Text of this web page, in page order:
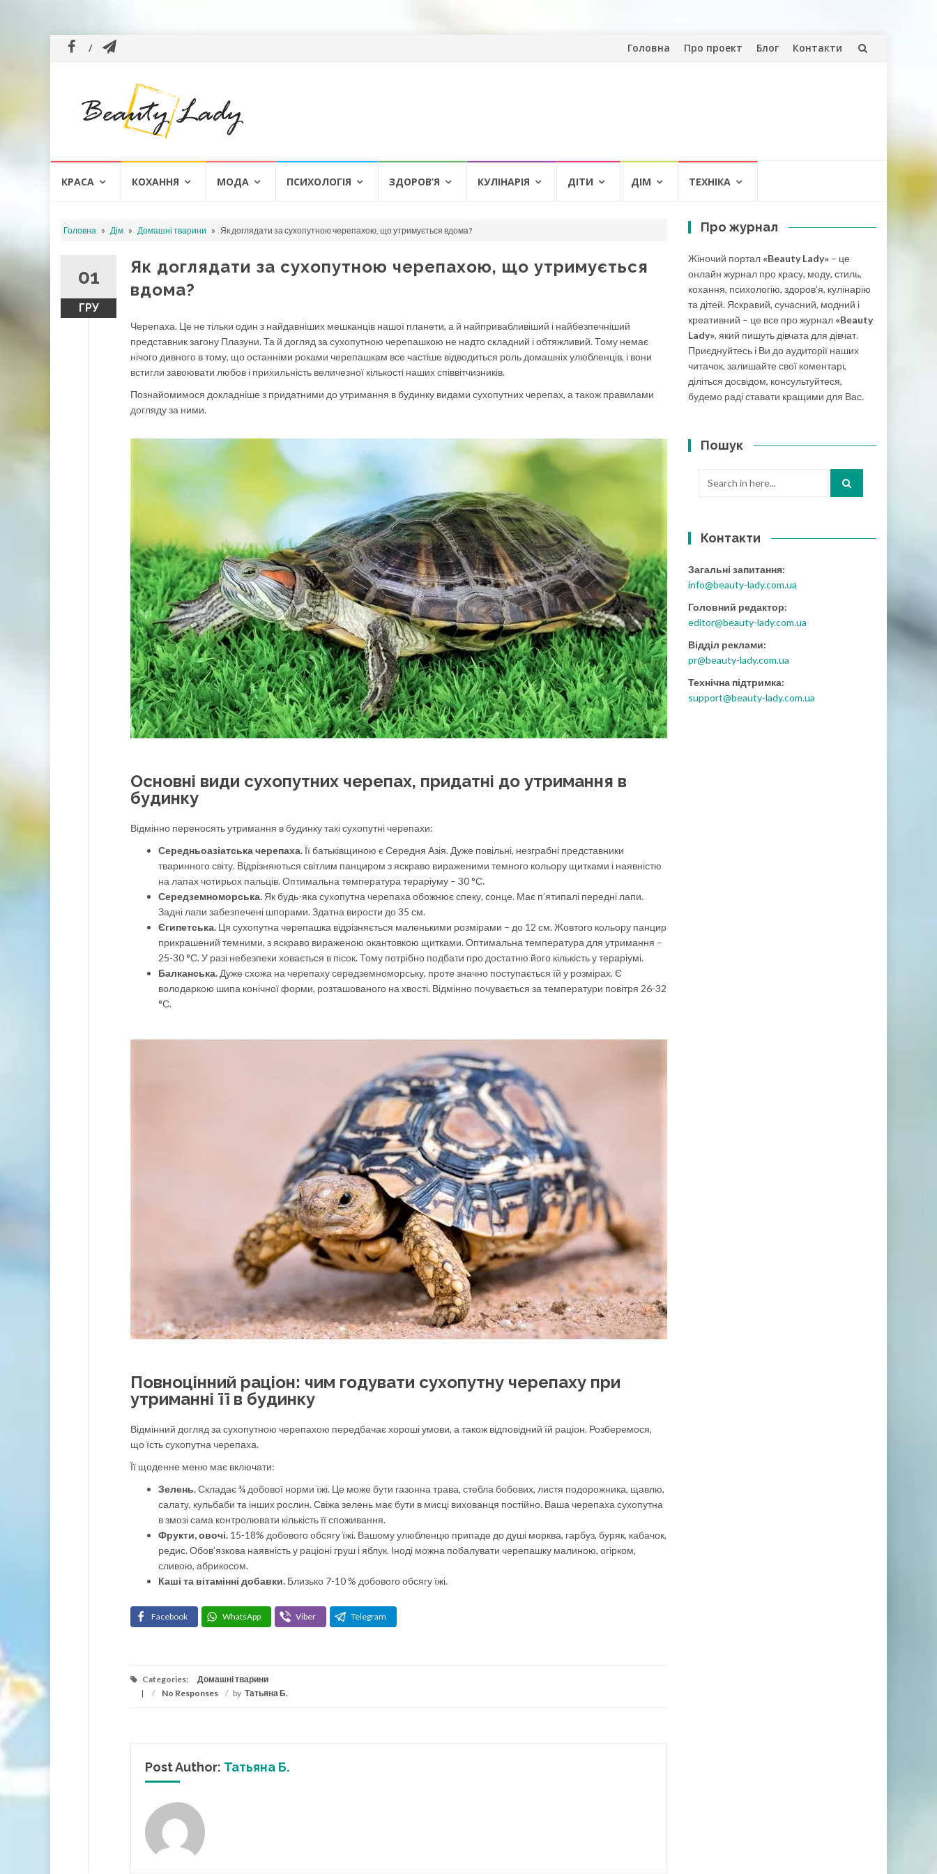
Skip
Головна Про проект Блог Контакти
КРАСА КОХАННЯ МОДА ПСИХОЛОГІЯ ЗДОРОВ’Я КУЛІНАРІЯ ДІТИ ДІМ ТЕХНІКА
Головна » Дім » Домашні тварини » Як доглядати за сухопутною черепахою, що утримується вдома?
01
ГРУ
Як доглядати за сухопутною черепахою, що утримується
вдома?
Черепаха. Це не тільки один з найдавніших мешканців нашої планети, а й найпривабливіший і найбезпечніший
представник загону Плазуни. Та й догляд за сухопутною черепашкою не надто складний і обтяжливий. Тому немає
нічого дивного в тому, що останніми роками черепашкам все частіше відводиться роль домашніх улюбленців, і вони
встигли завоювати любов і прихильність величезної кількості наших співвітчизників.
Познайомимося докладніше з придатними до утримання в будинку видами сухопутних черепах, а також правилами
догляду за ними.
Основні види сухопутних черепах, придатні до утримання в
будинку
Відмінно переносять утримання в будинку такі сухопутні черепахи:
Середньоазіатська черепаха.Її батьківщиною є Середня Азія. Дуже повільні, незграбні представники
тваринного світу. Відрізняються світлим панциром з яскраво вираженими темного кольору щитками і наявністю
на лапах чотирьох пальців. Оптимальна температура тераріуму – 30 °С.
Середземноморська. Як будь-яка сухопутна черепаха обожнює спеку, сонце. Має п’ятипалі передні лапи.
Задні лапи забезпечені шпорами. Здатна вирости до 35 см.
Єгипетська. Ця сухопутна черепашка відрізняється маленькими розмірами – до 12 см. Жовтого кольору панцир
прикрашений темними, з яскраво вираженою окантовкою щитками. Оптимальна температура для утримання –
25-30 °С. У разі небезпеки ховається в пісок. Тому потрібно подбати про достатню його кількість у тераріумі.
Балканська. Дуже схожа на черепаху середземноморську, проте значно поступається їй у розмірах. Є
володаркою шипа конічної форми, розташованого на хвості. Відмінно почувається за температури повітря 26-32
°С.
Повноцінний раціон: чим годувати сухопутну черепаху при
утриманні її в будинку
Відмінний догляд за сухопутною черепахою передбачає хороші умови, а також відповідний їй раціон. Розберемося,
що їсть сухопутна черепаха.
Її щоденне меню має включати:
Зелень.Складає ¾ добової норми їжі. Це може бути газонна трава, стебла бобових, листя подорожника, щавлю,
салату, кульбаби та інших рослин. Свіжа зелень має бути в мисці вихованця постійно. Ваша черепаха сухопутна
в змозі сама контролювати кількість її споживання.
Фрукти, овочі. 15-18% добового обсягу їжі. Вашому улюбленцю припаде до душі морква, гарбуз, буряк, кабачок,
редис. Обов’язкова наявність у раціоні груш і яблук. Іноді можна побалувати черепашку малиною, огірком,
сливою, абрикосом.
Каші та вітамінні добавки. Близько 7-10 % добового обсягу їжі.
Facebook WhatsApp Viber Telegram
Categories:
Домашні тварини
/
No Responses / by Татьяна Б.
Post Author: Татьяна Б.
Про журнал
Жіночий портал «Beauty Lady» – це
онлайн журнал про красу, моду, стиль,
кохання, психологію, здоров’я, кулінарію
та дітей. Яскравий, сучасний, модний і
креативний – це все про журнал «Beauty
Lady», який пишуть дівчата для дівчат.
Приєднуйтесь і Ви до аудиторії наших
читачок, залишайте свої коментарі,
діліться досвідом, консультуйтеся,
будемо раді ставати кращими для Вас.
Пошук
Контакти
Загальні запитання:
info@beauty-lady.com.ua
Головний редактор:
editor@beauty-lady.com.ua
Відділ реклами:
pr@beauty-lady.com.ua
Технічна підтримка:
support@beauty-lady.com.ua